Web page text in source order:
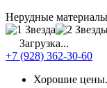
Нерудные
Загрузка...
+7 (928) 362-30-60
Хорошие цены.